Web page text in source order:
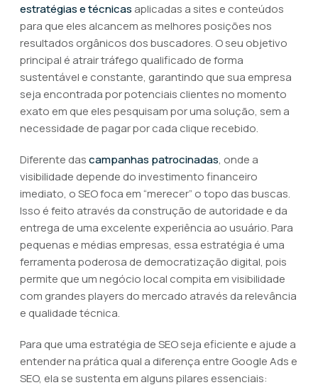
estratégias e técnicas aplicadas a sites e conteúdos
para que eles alcancem as melhores posições nos
resultados orgânicos dos buscadores. O seu objetivo
principal é atrair tráfego qualificado de forma
sustentável e constante, garantindo que sua empresa
seja encontrada por potenciais clientes no momento
exato em que eles pesquisam por uma solução, sem a
necessidade de pagar por cada clique recebido.
Diferente dascampanhas patrocinadas, onde a
visibilidade depende do investimento financeiro
imediato, o SEO foca em “merecer” o topo das buscas.
Isso é feito através da construção de autoridade e da
entrega de uma excelente experiência ao usuário. Para
pequenas e médias empresas, essa estratégia é uma
ferramenta poderosa de democratização digital, pois
permite que um negócio local compita em visibilidade
com grandes players do mercado através da relevância
e qualidade técnica.
Para que uma estratégia de SEO seja eficiente e ajude a
entender na prática qual a diferença entre Google Ads e
SEO, ela se sustenta em alguns pilares essenciais: